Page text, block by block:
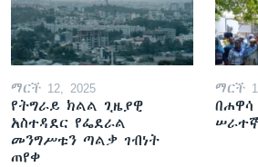
ማርች 12, 2025
የትግራይ ክልል ጊዜያዊ
አስተዳደር የፌደራል
መንግሥቱን ጣልቃ ገብነት
ጠየቀ
ማርች
በሐዋሳ